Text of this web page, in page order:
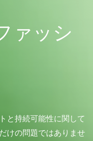
ァッシ
と持続可能性に関して
けの問題ではありませ